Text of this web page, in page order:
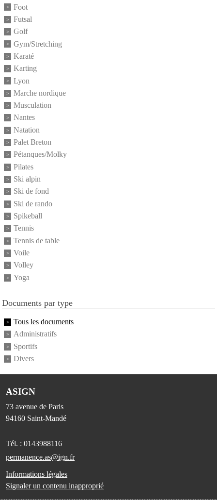
Foot
Futsal
Golf
Gym/Stretching
Karaté
Karting
Lyon
Marche nordique
Musculation
Nantes
Natation
Palet Breton
Pétanques/Molky
Pilates
Ski alpin
Ski de fond
Ski de rando
Spikeball
Tennis
Tennis de table
Voile
Volley
Yoga
Documents par type
Tous les documents
Administratifs
Sportifs
Divers
ASIGN
73 avenue de Paris
94160 Saint-Mandé
Tél. : 0143988116
permanence.as@ign.fr
Informations légales
Signaler un contenu inapproprié